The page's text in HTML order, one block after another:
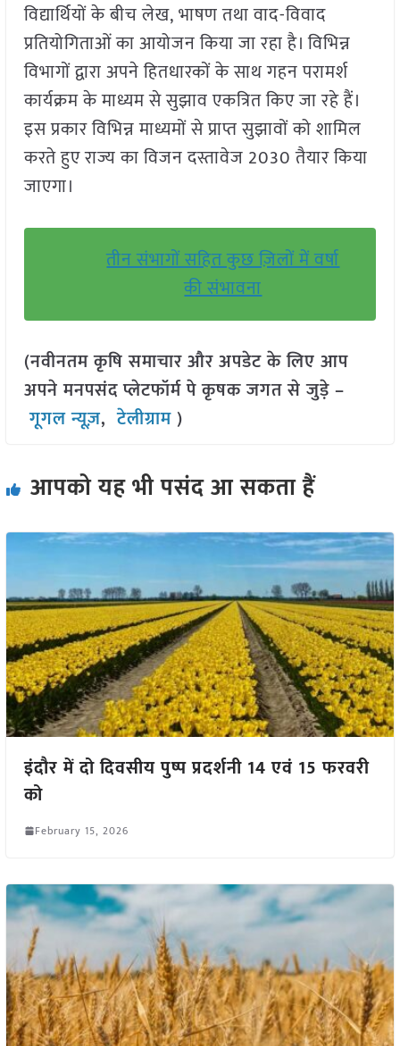
विद्यार्थियों के बीच लेख, भाषण तथा वाद-विवाद
प्रतियोगिताओं का आयोजन किया जा रहा है। विभिन्न
विभागों द्वारा अपने हितधारकों के साथ गहन परामर्श
कार्यक्रम के माध्यम से सुझाव एकत्रित किए जा रहे हैं।
इस प्रकार विभिन्न माध्यमों से प्राप्त सुझावों को शामिल
करते हुए राज्य का विजन दस्तावेज 2030 तैयार किया
जाएगा।
तीन संभागों सहित कुछ ज़िलों में वर्षा
की संभावना
(नवीनतम कृषि समाचार और अपडेट के लिए आप
अपने मनपसंद प्लेटफॉर्म पे कृषक जगत से जुड़े –
गूगल न्यूज़,टेलीग्राम )
आपको यह भी पसंद आ सकता हैं
इंदौर में दो दिवसीय पुष्प प्रदर्शनी 14 एवं 15 फरवरी
को
February 15, 2026